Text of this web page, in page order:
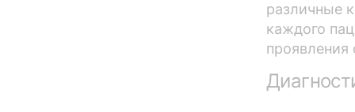
различные
каждого
проявления